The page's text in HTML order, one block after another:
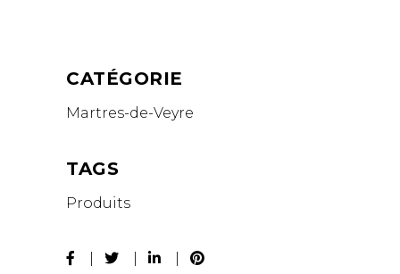
CATÉGORIE
Martres-de-Veyre
TAGS
Produits